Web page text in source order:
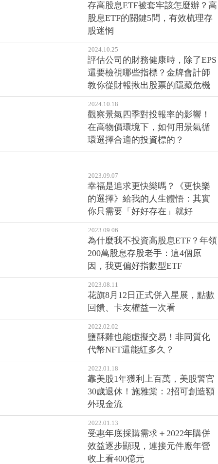
存高股息ETF被套牢該怎麼辦？高
股息ETF的關鍵5問，有效梳理存
股迷惘
2024.10.25
評估公司的財務健康時，除了EPS
還要檢視哪些指標？金牌會計師
教你從財報揪出股票的隱藏危機
2024.10.18
觀察景氣四季對投報率的影響！
在高物價環境下，如何用景氣循
環選擇合適的投資標的？
2023.09.07
幸福是追求更快樂嗎？《更快樂
的選擇》給我的人生體悟：其實
你只需要「好好存在」就好
2023.09.06
為什麼我不投資高股息ETF？年領
200萬股息存股老手：這4個原
因，我更偏好指數型ETF
2023.08.11
花旗8月12日正式併入星展，點數
回饋、卡友權益一次看
2022.02.02
鹽酥雞也能虛擬交易！非同質化
代幣NFT還能紅多久？
2022.01.18
靠美股1年獲利上百萬，美股警官
30歲退休！施雅棠：2招可創造額
外現金流
2022.01.13
受惠年底採購需求＋2022年購併
效益逐步顯現，連接元件廠年營
收上看400億元